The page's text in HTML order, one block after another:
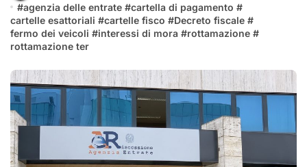
#agenzia delle entrate #cartella di pagamento #
cartelle esattoriali #cartelle fisco #Decreto fiscale #
fermo dei veicoli #interessi di mora #rottamazione #
rottamazione ter